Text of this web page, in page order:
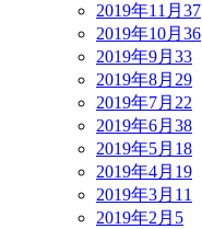
2019年11月 37
2019年10月 36
2019年9月 33
2019年8月 29
2019年7月 22
2019年6月 38
2019年5月 18
2019年4月 19
2019年3月 11
2019年2月 5